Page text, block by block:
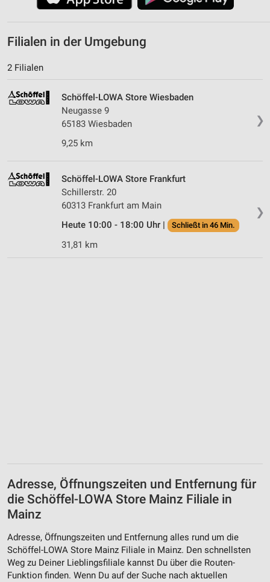
Filialen in der Umgebung
2 Filialen
❯
Schöffel-LOWA Store Wiesbaden
Neugasse 9
65183 Wiesbaden
9,25 km
❯
Schöffel-LOWA Store Frankfurt
Schillerstr. 20
60313 Frankfurt am Main
Heute 10:00 - 18:00 Uhr |
Schließt in 46 Min.
31,81 km
Adresse, Öffnungszeiten und Entfernung für
die Schöffel-LOWA Store Mainz Filiale in
Mainz
Adresse, Öffnungszeiten und Entfernung alles rund um die
Schöffel-LOWA Store Mainz Filiale in Mainz. Den schnellsten
Weg zu Deiner Lieblingsfiliale kannst Du über die Routen-
Funktion finden. Wenn Du auf der Suche nach aktuellen